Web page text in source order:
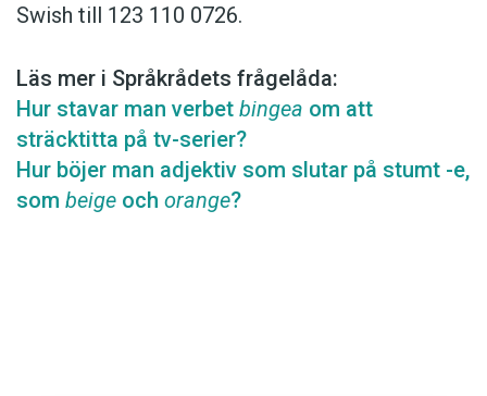
Swish till 123 110 0726.
Läs mer i Språkrådets frågelåda:
Hur stavar man verbet bingea om att
sträcktitta på tv-serier?
Hur böjer man adjektiv som slutar på stumt -e,
som beige och orange?